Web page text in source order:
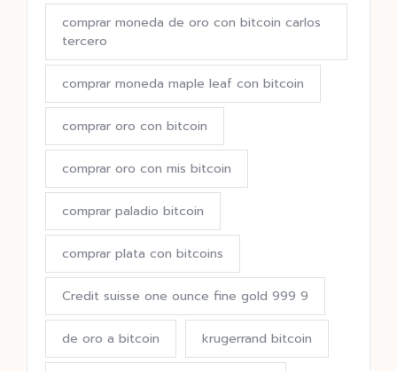
comprar moneda de oro con bitcoin carlos
tercero
comprar moneda maple leaf con bitcoin
comprar oro con bitcoin
comprar oro con mis bitcoin
comprar paladio bitcoin
comprar plata con bitcoins
Credit suisse one ounce fine gold 999 9
de oro a bitcoin krugerrand bitcoin